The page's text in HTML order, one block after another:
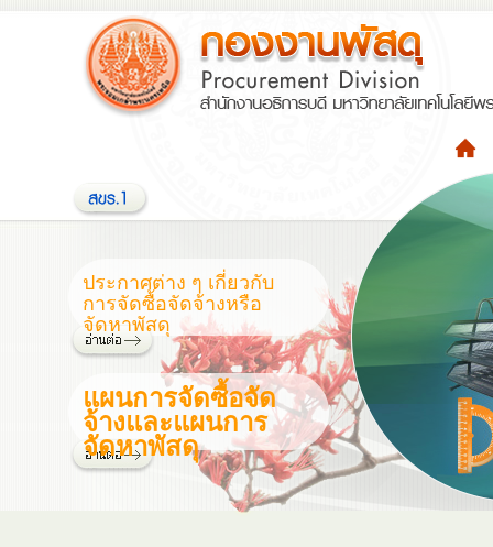
ประกาศต่าง ๆ เกี่ยวกับ
การจัดซื้อจัดจ้างหรือ
จัดหาพัสดุ
แผนการจัดซื้อจัด
จ้างและแผนการ
จัดหาพัสดุ